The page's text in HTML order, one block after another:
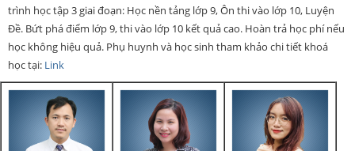
trình học tập 3 giai đoạn: Học nền tảng lớp 9, Ôn thi vào lớp 10, Luyện
Đề. Bứt phá điểm lớp 9, thi vào lớp 10 kết quả cao. Hoàn trả học phí nếu
học không hiệu quả. Phụ huynh và học sinh tham khảo chi tiết khoá
học tại: Link